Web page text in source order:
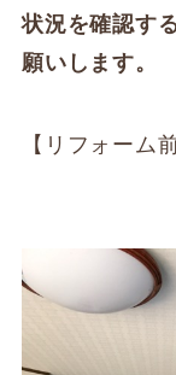
状況を確認す
願いします。
【リフォーム